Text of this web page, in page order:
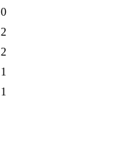
0
2
2
1
1